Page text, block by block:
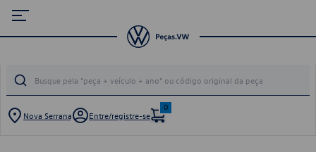
Nova Serrana Entre/registre-se
0